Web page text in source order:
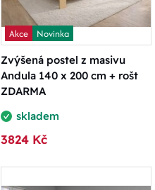
Akce
Novinka
Zvýšená postel z masivu
Andula 140 x 200 cm + rošt
ZDARMA
skladem
3824 Kč